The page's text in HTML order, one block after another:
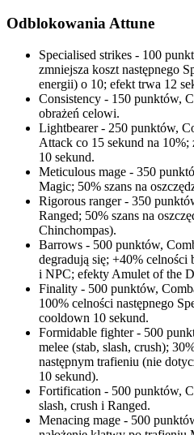
Odblokowania Attune
Specialised strikes - 100
zmniejsza koszt następnego
energii) o 10; efekt trwa 12
Consistency - 150 punktów,
obrażeń celowi.
Lightbearer - 250 punktów,
Attack co 15 sekund na
10 sekund.
Meticulous mage - 350
Magic; 50% szans na
Rigorous ranger - 350
Ranged; 50% szans na
Chinchompas).
Barrows - 500 punktów,
degradują się; +40%
i NPC; efekty Amulet of the
Finality - 500 punktów,
100% celności następnego
cooldown 10 sekund.
Formidable fighter - 500
melee (stab, slash, crush);
następnym trafieniu (nie
10 sekund).
Fortification - 500 punktów,
slash, crush i Ranged.
Menacing mage - 500